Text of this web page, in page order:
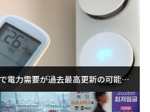
電力需要が過去最高更新の可能性
点検